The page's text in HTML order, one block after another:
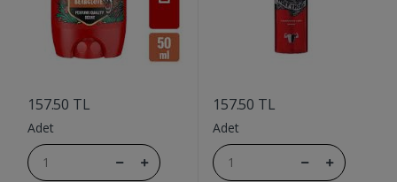
157.50 TL
Adet
157.50 TL
Adet